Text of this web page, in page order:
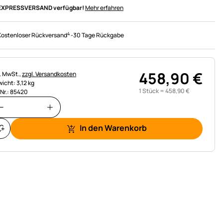
verfügbar!Mehr erfahren
Rückversand4-30 Tage Rückgabe
MwSt.,zzgl. Versandkosten
3,12 kg
85420
458,90€
1 Stück =458,90€
In den Warenkorb